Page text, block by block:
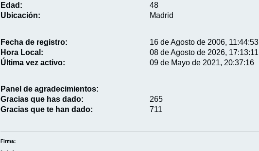
Edad:
48
Ubicación:
Madrid
Fecha de registro:
16 de Agosto de 2006, 11:44:53
Hora Local:
08 de Agosto de 2026, 17:13:11
Última vez activo:
09 de Mayo de 2021, 20:37:16
Panel de agradecimientos:
Gracias que has dado:
265
Gracias que te han dado:
711
Firma: